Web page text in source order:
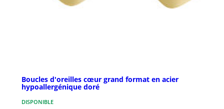
Boucles d'oreilles cœur grand format en acier
hypoallergénique doré
DISPONIBLE